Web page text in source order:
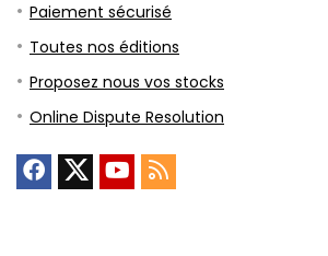
Paiement sécurisé
Toutes nos éditions
Proposez nous vos stocks
Online Dispute Resolution